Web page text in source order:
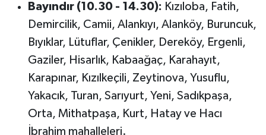
Bayındır (10.30 - 14.30): Kızıloba, Fatih,
Demircilik, Camii, Alankıyı, Alanköy, Buruncuk,
Bıyıklar, Lütuflar, Çenikler, Dereköy, Ergenli,
Gaziler, Hisarlık, Kabaağaç, Karahayıt,
Karapınar, Kızılkeçili, Zeytinova, Yusuflu,
Yakacık, Turan, Sarıyurt, Yeni, Sadıkpaşa,
Orta, Mithatpaşa, Kurt, Hatay ve Hacı
İbrahim mahalleleri.